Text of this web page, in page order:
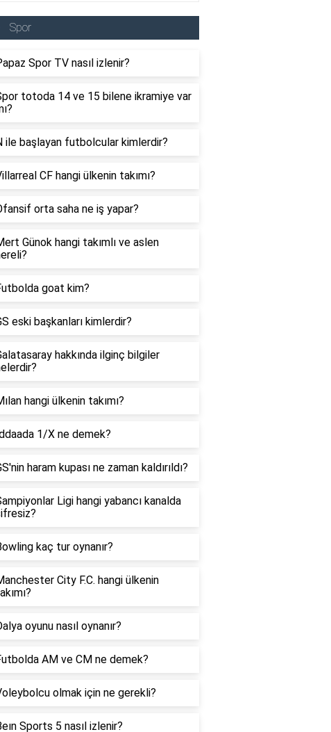
Spor
Spor TV nasıl izlenir?
totoda 14 ve 15 bilene ikramiye var
ile başlayan futbolcular kimlerdir?
CF hangi ülkenin takımı?
orta saha ne iş yapar?
Günok hangi takımlı ve aslen
goat kim?
eski başkanları kimlerdir?
hakkında ilginç bilgiler
hangi ülkenin takımı?
1/X ne demek?
haram kupası ne zaman kaldırıldı?
Ligi hangi yabancı kanalda
kaç tur oynanır?
City F.C. hangi ülkenin
oyunu nasıl oynanır?
AM ve CM ne demek?
olmak için ne gerekli?
Sports 5 nasıl izlenir?